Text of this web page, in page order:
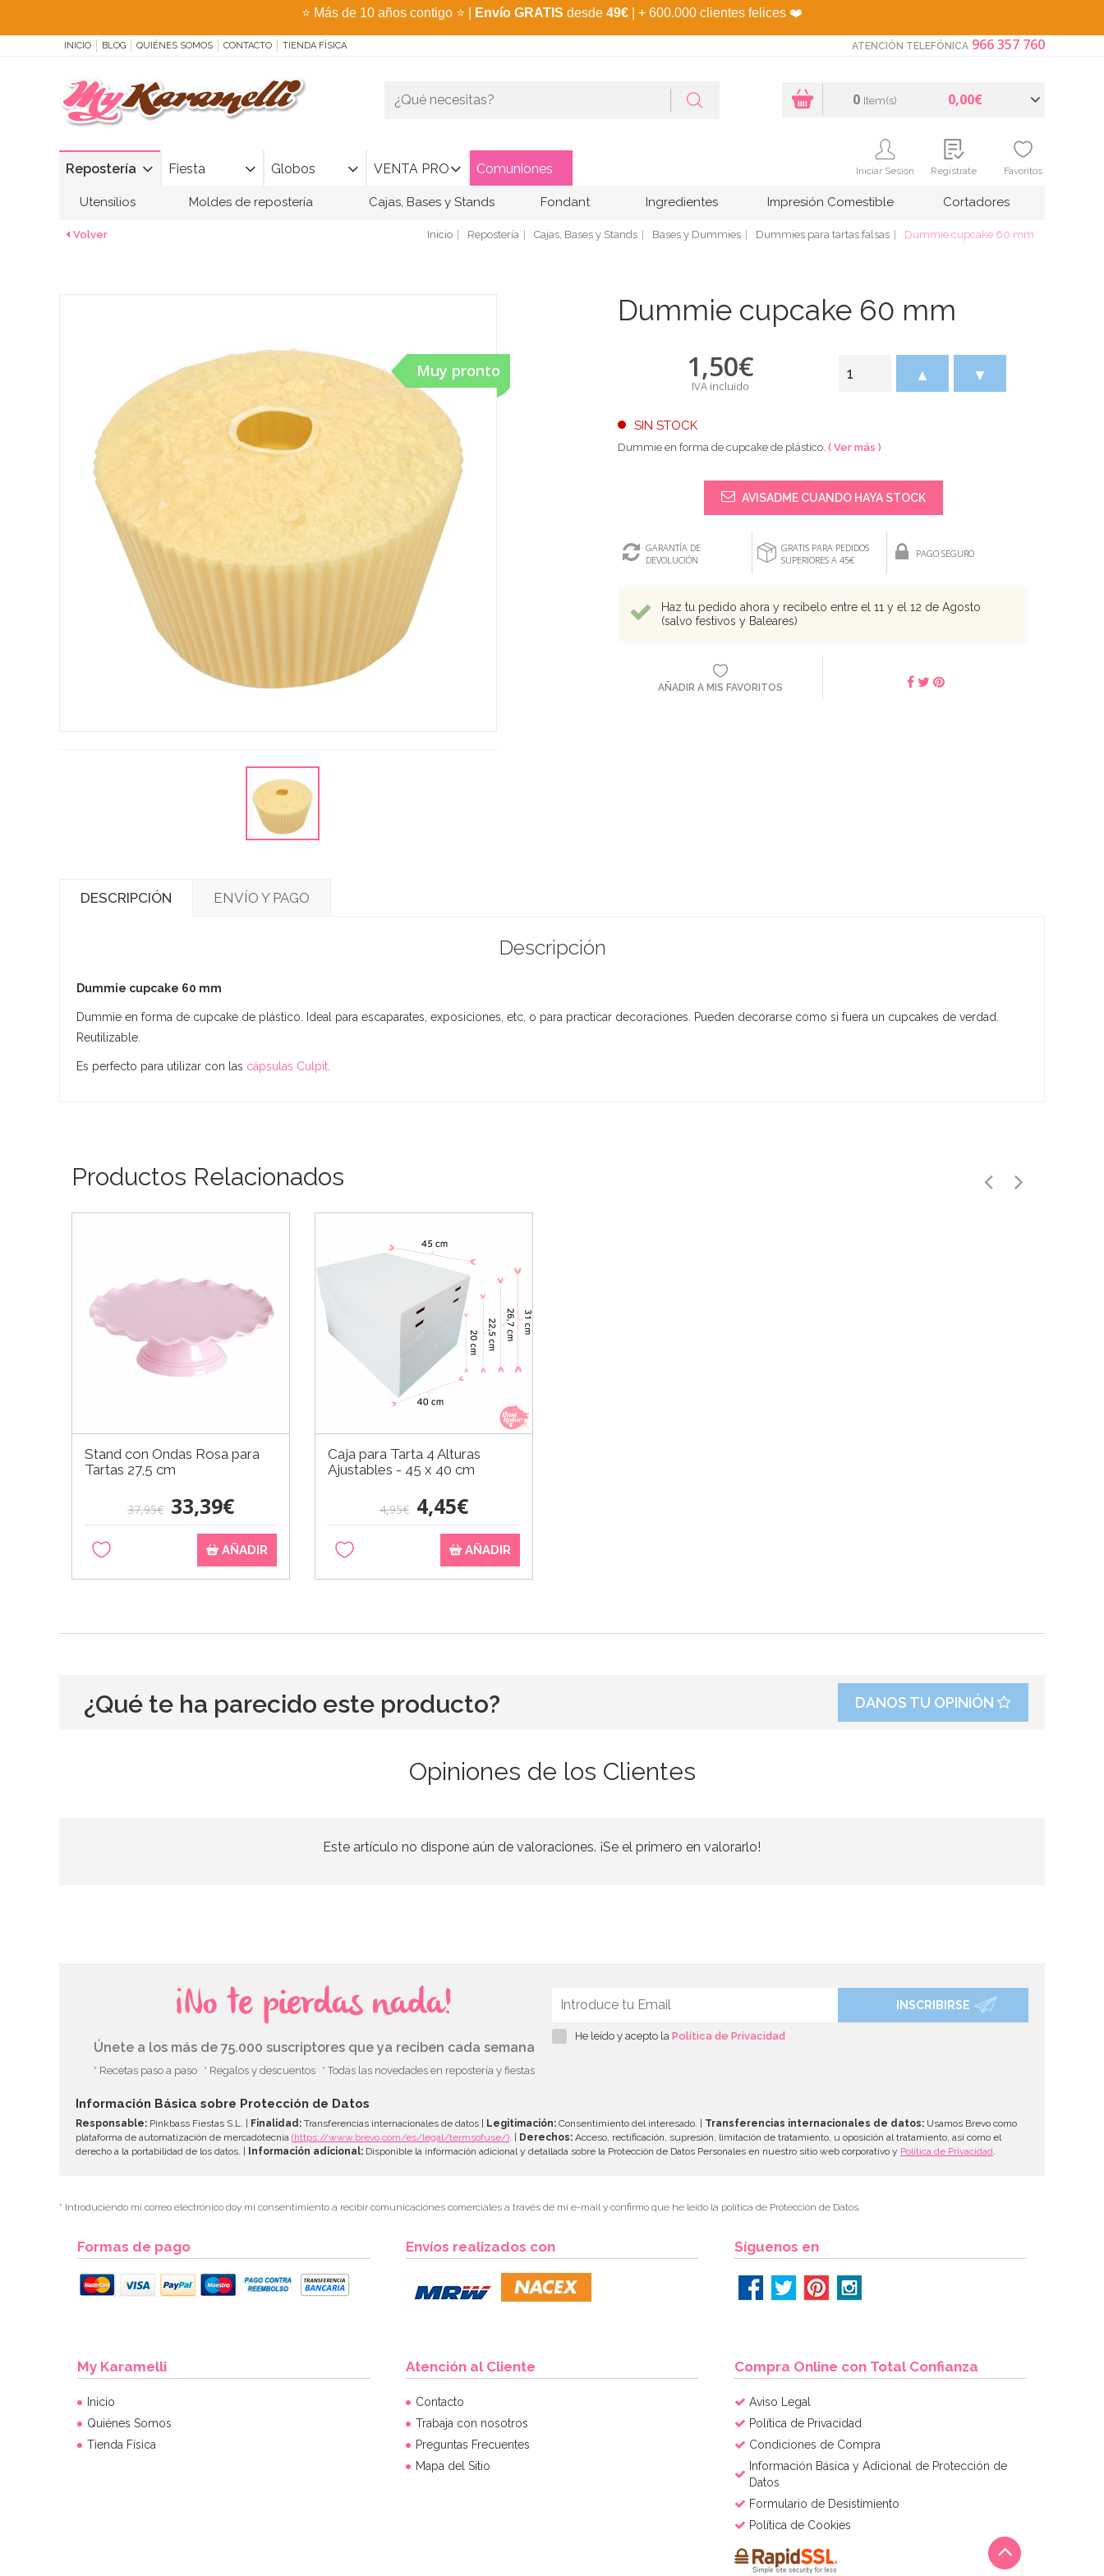
⭐ Más de 10 años contigo ⭐ Envío GRATIS desde 49€ | + 600.000 clientes felices ❤️
INICIO BLOG QUIÉNES SOMOS CONTACTO TIENDA FÍSICA ATENCIÓN TELEFÓNICA 966 357 760
Repostería Fiesta Globos VENTA PRO Comuniones
0 Item(s) 0,00€
Iniciar Sesión Regístrate Favoritos
Utensilios Moldes de repostería Cajas, Bases y Stands Fondant Ingredientes Impresión Comestible Cortadores
Volver Inicio Repostería Cajas, Bases y Stands Bases y Dummies Dummies para tartas falsas Dummie cupcake 60 mm
Muy pronto
Dummie cupcake 60 mm
1,50€
IVA incluido
SIN STOCK
▲ ▼
Dummie en forma de cupcake de plástico. ( Ver más )
AVISADME CUANDO HAYA STOCK
GARANTÍA DE
DEVOLUCIÓN
GRATIS PARA PEDIDOS
SUPERIORES A 45€
PAGO SEGURO
Haz tu pedido ahora y recíbelo entre el 11 y el 12 de Agosto
(salvo festivos y Baleares)
AÑADIR A MIS FAVORITOS
DESCRIPCIÓN ENVÍO Y PAGO
Descripción
Dummie cupcake 60 mm
Dummie en forma de cupcake de plástico. Ideal para escaparates, exposiciones, etc, o para practicar decoraciones. Pueden decorarse como si fuera un cupcakes de verdad.
Reutilizable.
Es perfecto para utilizar con las cápsulas Culpit
Productos Relacionados
Stand con Ondas Rosa para
Tartas 27,5 cm
37,95€ 33,39€
AÑADIR
Caja para Tarta 4 Alturas
Ajustables - 45 x 40 cm
4,95€ 4,45€
AÑADIR
¿Qué te ha parecido este producto? DANOS TU OPINIÓN
Opiniones de los Clientes
Este artículo no dispone aún de valoraciones. ¡Se el primero en valorarlo!
¡No te pierdas nada!
Únete a los más de 75.000 suscriptores que ya reciben cada semana
* Recetas paso a paso * Regalos y descuentos * Todas las novedades en repostería y fiestas
INSCRIBIRSE
He leído y acepto la Política de Privacidad
Información Básica sobre Protección de Datos
Responsable: Pinkbass Fiestas S.L. | Finalidad: Transferencias internacionales de datos | Legitimación: Consentimiento del interesado. | Transferencias internacionales de datos: Usamos Brevo como
plataforma de automatización de mercadotecnia (https://www.brevo.com/es/legal/termsofuse/) . | Derechos: Acceso, rectificación, supresión, limitación de tratamiento, u oposición al tratamiento, así como el
derecho a la portabilidad de los datos. | Información adicional: Disponible la información adicional y detallada sobre la Protección de Datos Personales en nuestro sitio web corporativo y Política de Privacidad
* Introduciendo mi correo electrónico doy mi consentimiento a recibir comunicaciones comerciales a través de mi e-mail y confirmo que he leído la política de Protección de Datos.
Formas de pago Envíos realizados con Síguenos en
My Karamelli
Inicio
Quiénes Somos
Tienda Física
Atención al Cliente
Contacto
Trabaja con nosotros
Preguntas Frecuentes
Mapa del Sitio
Compra Online con Total Confianza
Aviso Legal
Política de Privacidad
Condiciones de Compra
Información Básica y Adicional de Protección de
Datos
Formulario de Desistimiento
Política de Cookies